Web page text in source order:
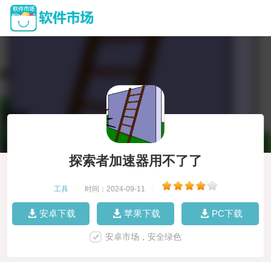
探索者加速器用不了了
工具 时间：2024-09-11
安卓下载 苹果下载 PC下载
安卓市场，安全绿色